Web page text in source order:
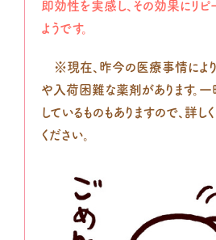
即効性を実感し、その効果にリピ
ようです。
※現在、昨今の医療事情によ
や入荷困難な薬剤があります。
しているものもありますので、詳し
ください。